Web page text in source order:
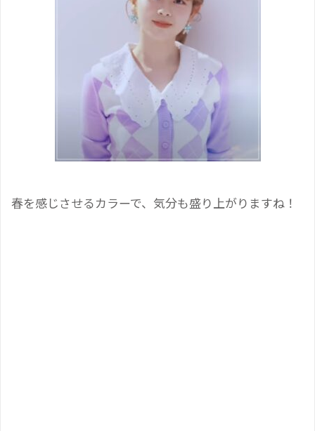
春を感じさせるカラーで、気分も盛り上がりますね！